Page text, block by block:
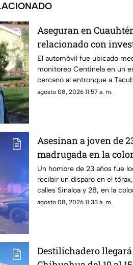
Aseguran en
relacionado con
feminicidio de
El automóvil fue ubicado
monitoreo Centinela en un
cercano al entronque a
agosto 08, 2026 11:57 a. m.
Asesinan a joven de
madrugada en la
Cuauhtémoc
Un hombre de 23 años fue
recibir un disparo en el
calles Sinaloa y 28, en la
Cuauhtémoc.
agosto 08, 2026 11:33 a. m.
Destilichadero